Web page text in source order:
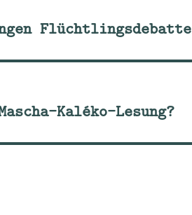
Flüchtlingsdebatte
Kaléko-Lesung?